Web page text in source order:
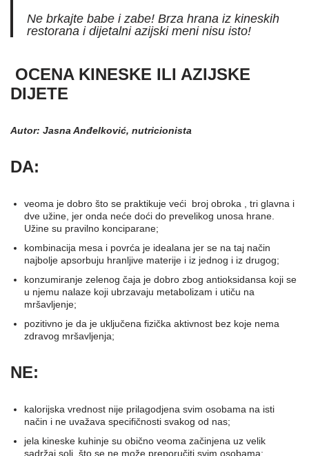
Ne brkajte babe i zabe! Brza hrana iz kineskih
restorana i dijetalni azijski meni nisu isto!
OCENA KINESKE ILI AZIJSKE
DIJETE
Autor: Jasna Anđelković, nutricionista
DA:
veoma je dobro što se praktikuje veći broj obroka , tri glavna i
dve užine, jer onda neće doći do prevelikog unosa hrane.
Užine su pravilno konciparane;
kombinacija mesa i povrća je idealana jer se na taj način
najbolje apsorbuju hranljive materije i iz jednog i iz drugog;
konzumiranje zelenog čaja je dobro zbog antioksidansa koji se
u njemu nalaze koji ubrzavaju metabolizam i utiču na
mršavljenje;
pozitivno je da je uključena fizička aktivnost bez koje nema
zdravog mršavljenja;
NE:
kalorijska vrednost nije prilagodjena svim osobama na isti
način i ne uvažava specifičnosti svakog od nas;
jela kineske kuhinje su obično veoma začinjena uz velik
sadržaj soli, što se ne može preporučiti svim osobama;